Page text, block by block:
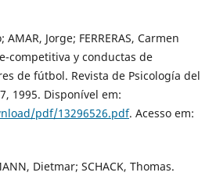
Jorge; FERRERAS, Carmen
competitiva y conductas de
de fútbol. Revista de Psicología del
1995. Disponível em:
pdf/13296526.pdf. Acesso em:
Dietmar; SCHACK, Thomas.